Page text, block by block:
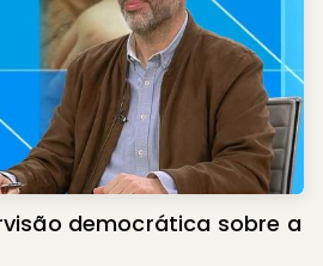
democrática sobre a